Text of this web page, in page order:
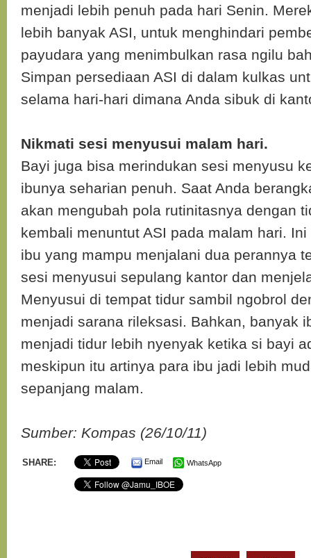
menjadi lebih penuh pada hari Senin.
lebih banyak ASI, untuk menghindari
payudara yang menimbulkan rasa ngilu
Simpan persediaan ASI di dalam kulkas
selama hari-hari dimana Anda sibuk di
Nikmati sesi menyusui malam hari.
Bayi juga bisa merindukan sesi menyusu
ibunya seharian penuh. Saat Anda
akan mengubah pola rutinitasnya dengan
kembali menuntut ASI pada malam hari.
ibu yang mampu menjalani dua perannya
sesi menyusui sepulang kantor dan
Menyusui di tempat tidur sambil ngobrol
menjadi sarana rileksasi. Bahkan, banyak
menjadi tidur lebih nyenyak ketika si bayi
meskipun itu artinya para ibu jadi lebih
sepanjang malam.
Sumber: Kompas (26/10/11)
SHARE: Email WhatsApp